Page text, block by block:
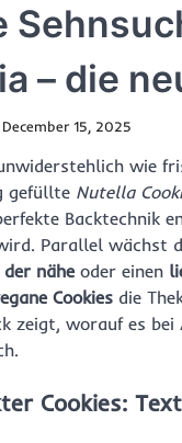
– die
December 15, 2025
wie
gefüllte Nutella
Backtechnik
Parallel
der näheoder einen
Cookies die
zeigt, worauf es
Cookies: